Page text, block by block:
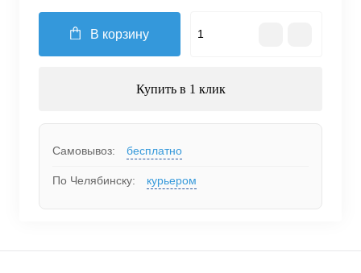
В корзину
Купить в 1 клик
Самовывоз: бесплатно
По Челябинску: курьером